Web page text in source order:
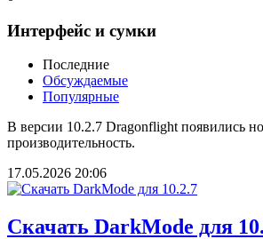
Интерфейс и сумки
Последние
Обсуждаемые
Популярные
В версии 10.2.7 Dragonflight появились
производительность.
17.05.2026 20:06
Скачать DarkMode для